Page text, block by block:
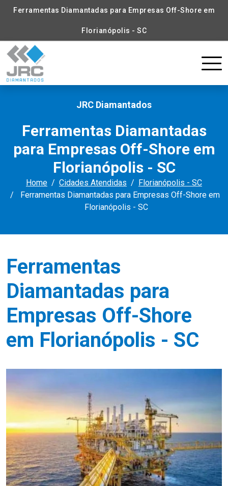
Ferramentas Diamantadas para Empresas Off-Shore em
Florianópolis - SC
JRC Diamantados
Ferramentas Diamantadas
para Empresas Off-Shore em
Florianópolis - SC
Home Cidades Atendidas
Florianópolis - SC
Ferramentas Diamantadas para Empresas Off-Shore em
Florianópolis - SC
Ferramentas
Diamantadas para
Empresas Off-Shore
em Florianópolis - SC